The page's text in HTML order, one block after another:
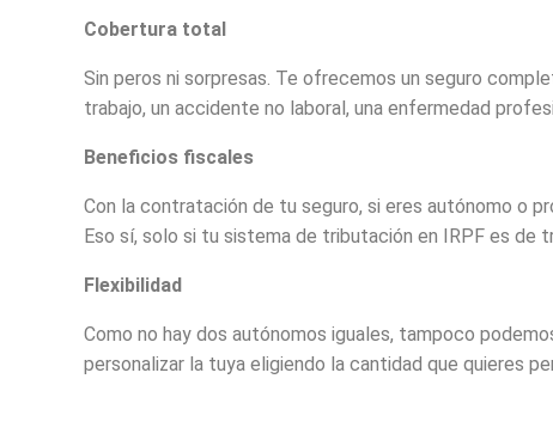
Cobertura total
Sin peros ni sorpresas. Te ofrecemos un seguro
trabajo, un accidente no laboral, una enfermedad
Beneficios fiscales
Con la contratación de tu seguro, si eres autónomo o
Eso sí, solo si tu sistema de tributación en IRPF es de
Flexibilidad
Como no hay dos autónomos iguales, tampoco
personalizar la tuya eligiendo la cantidad que quieres